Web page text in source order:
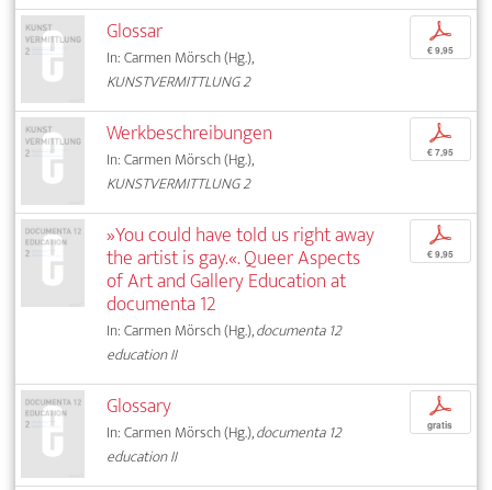
Glossar
In: Carmen Mörsch (Hg.),
KUNSTVERMITTLUNG 2
p
€ 9,95
Werkbeschreibungen
In: Carmen Mörsch (Hg.),
KUNSTVERMITTLUNG 2
p
€ 7,95
»You could have told us right away
the artist is gay.«. Queer Aspects
of Art and Gallery Education at
documenta 12
In: Carmen Mörsch (Hg.),documenta 12
education II
p
€ 9,95
Glossary
In: Carmen Mörsch (Hg.),documenta 12
education II
p
gratis